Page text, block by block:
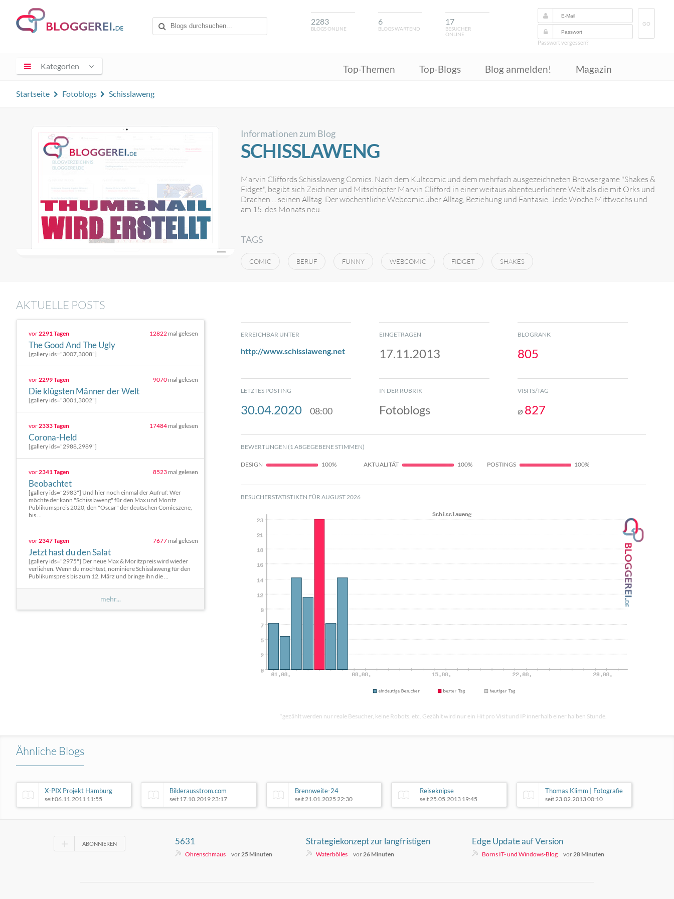
2283
BLOGS ONLINE
6
BLOGS WARTEND
17
BESUCHER
ONLINE
GO
Passwort vergessen?
Kategorien Top-Themen Top-Blogs Blog anmelden! Magazin
Startseite Fotoblogs Schisslaweng
Informationen zum Blog
SCHISSLAWENG
Marvin Cliffords Schisslaweng Comics. Nach dem Kultcomic und dem mehrfach ausgezeichneten Browsergame "Shakes &
Fidget", begibt sich Zeichner und Mitschöpfer Marvin Clifford in einer weitaus abenteuerlichere Welt als die mit Orks und
Drachen ... seinen Alltag. Der wöchentliche Webcomic über Alltag, Beziehung und Fantasie. Jede Woche Mittwochs und
am 15. des Monats neu.
TAGS
COMIC BERUF FUNNY WEBCOMIC FIDGET SHAKES
AKTUELLE POSTS
vor2291 Tagen 12822 mal gelesen
The Good And The Ugly
[gallery ids="3007,3008"]
vor2299 Tagen 9070 mal gelesen
Die klügsten Männer der Welt
[gallery ids="3001,3002"]
vor2333 Tagen 17484 mal gelesen
Corona-Held
[gallery ids="2988,2989"]
vor2341 Tagen 8523 mal gelesen
Beobachtet
[gallery ids="2983"] Und hier noch einmal der Aufruf: Wer
möchte der kann "Schisslaweng" für den Max und Moritz
Publikumspreis 2020, den "Oscar" der deutschen Comicszene,
bis ...
vor2347 Tagen 7677 mal gelesen
Jetzt hast du den Salat
[gallery ids="2975"] Der neue Max & Moritzpreis wird wieder
verliehen. Wenn du möchtest, nominiere Schisslaweng für den
Publikumspreis bis zum 12. März und bringe ihn die ...
mehr...
ERREICHBAR UNTER
http://www.schisslaweng.net
EINGETRAGEN
17.11.2013
BLOGRANK
805
LETZTES POSTING
30.04.2020 08:00
IN DER RUBRIK
Fotoblogs
VISITS/TAG
⌀ 827
BEWERTUNGEN (1 ABGEGEBENE STIMMEN)
DESIGN 100% AKTUALITÄT 100% POSTINGS 100%
BESUCHERSTATISTIKEN FÜR AUGUST 2026
*gezählt werden nur reale Besucher, keine Robots, etc. Gezählt wird nur ein Hit pro Visit und IP innerhalb einer halben Stunde.
Ähnliche Blogs
X-PIX Projekt Hamburg
seit 06.11.2011 11:55
Bilderausstrom.com
seit 17.10.2019 23:17
Brennweite-24
seit 21.01.2025 22:30
Reiseknipse
seit 25.05.2013 19:45
Thomas Klimm | Fotografie
seit 23.02.2013 00:10
ABONNIEREN 5631
Ohrenschmaus vor25 Minuten
Strategiekonzept zur langfristigen
Personal- und
Waterbölles vor26 Minuten
Edge Update auf Version
151.0.4129.72 löst
Borns IT- und Windows-Blog vor28 Minuten